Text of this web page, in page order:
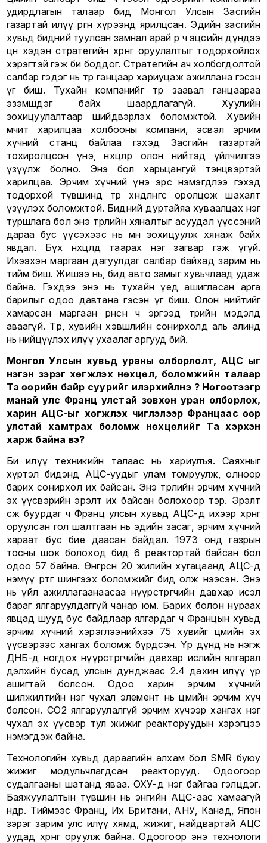
удирдлагын талаар бид Монгол Улсын Засгийн
газартай илүү өргөн хүрээнд ярилцсан. Эдийн засгийн
хувьд бидний туулсан замнал арай өөр ч эцсийн дүндээ
цөөн хэдэн стратегийн хөрөнгө оруулалтыг тодорхойлох
хэрэгтэй гэж би боддог. Стратегийн ач холбогдолтой
салбар гэдэг нь төр ганцаар хариуцаж ажиллана гэсэн
үг биш. Тухайн компанийг төр заавал ганцаараа
эзэмшдэг байх шаардлагагүй. Хуулийн
зохицуулалтаар шийдвэрлэх боломжтой. Хувийн
өмчит харилцаа холбооны компани, эсвэл эрчим
хүчний станц байлаа гэхэд Засгийн газартай
тохиролцсон үнэ, нөхцөлөөр олон нийтэд үйлчилгээ
үзүүлж болно. Энэ бол харьцангуй тэнцвэртэй
харилцаа. Эрчим хүчний үнэ эрс нэмэгдлээ гэхэд
тодорхой түвшинд төр хөндлөнгөөс оролцож шахалт
үзүүлэх боломжтой. Бидний дуртайяа хуваалцах нэг
туршлага бол энэ төрлийн хяналтыг асуудал үүссэний
дараа бус үүсэхээс нь өмнө зохицуулж хянаж байх
явдал. Бүх нөхцөлд таарах нэг загвар гэж үгүй.
Ихээхэн маргаан дагуулдаг салбар байхад зарим нь
тийм биш. Жишээ нь, бид авто замыг хувьчлаад удаж
байна. Гэхдээ энэ нь тухайн үед ашигласан арга
барилыг одоо давтана гэсэн үг биш. Олон нийтийг
хамарсан маргаан өрнөсөн ч эргээд төрийн мэдэлд
аваагүй. Төр, хувийн хэвшлийн сонирхолд аль алинд
нь нийцүүлэх илүү ухаалаг аргууд бий.
Монгол Улсын хувьд ураны олборлолт, АЦС ыг
нэгэн зэрэг хөгжүүлэх нөхцөл, боломжийн талаар
Та өөрийн байр суурийг илэрхийлнэ үү? Нөгөөтээгүүр
манай улс Франц улстай зөвхөн уран олборлох,
харин АЦС-ыг хөгжүүлэх чиглэлээр Францаас өөр
улстай хамтрах боломж нөхцөлийг Та хэрхэн
харж байна вэ?
Би илүү техникийн талаас нь хариулъя. Саяхныг
хүртэл бидэнд АЦС-уудыг улам томруулж, олноор
барих сонирхол их байсан. Энэ төрлийн эрчим хүчний
эх үүсвэрийн эрэлт их байсан болохоор тэр. Эрэлт
өсөж буурдаг ч Франц улсын хувьд АЦС-д ихээр хөрөнгө
оруулсан гол шалтгаан нь эдийн засаг, эрчим хүчний
хараат бус бие даасан байдал. 1973 онд газрын
тосны шок болоход бид 6 реактортай байсан бол
одоо 57 байна. Өнгөрсөн 20 жилийн хугацаанд АЦС-д
нэмүү өртөг шингээх боломжийг бид олж нээсэн. Энэ
нь үйл ажиллагаанаасаа нүүрстөрөгчийн давхар исэл
бараг ялгаруулдаггүй чанар юм. Барих болон нураах
явцад шууд бус байдлаар ялгардаг ч Францын хувьд
эрчим хүчний хэрэглээнийхээ 75 хувийг цөмийн эх
үүсвэрээс хангах боломж бүрдсэн. Үр дүнд нь нэгж
ДНБ-д ногдох нүүрстөрөгчийн давхар ислийн ялгарал
дэлхийн бусад улсын дунджаас 2.4 дахин илүү үр
ашигтай болсон. Одоо харин эрчим хүчний
шилжилтийн нэг чухал элемент нь цөмийн эрчим хүч
болсон. CO2 ялгаруулалгүй эрчим хүчээр хангах нэг
чухал эх үүсвэр тул жижиг реакторуудын хэрэгцээ
нэмэгдэж байна.
Технологийн хувьд дараагийн алхам бол SMR буюу
жижиг модульчлагдсан реакторууд. Одоогоор
судалгааны шатанд яваа. ОХУ-д нэг байгаа гэлцдэг.
Баяжуулалтын түвшин нь энгийн АЦС-аас хамаагүй
өндөр. Тиймээс Франц, Их Британи, АНУ, Канад, Япон
зэрэг зарим улс илүү хямд, жижиг, найдвартай АЦС
уудад хөрөнгө оруулж байна. Одоогоор энэ технологи